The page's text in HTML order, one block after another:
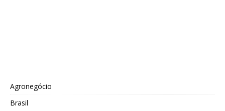
Agronegócio
Brasil